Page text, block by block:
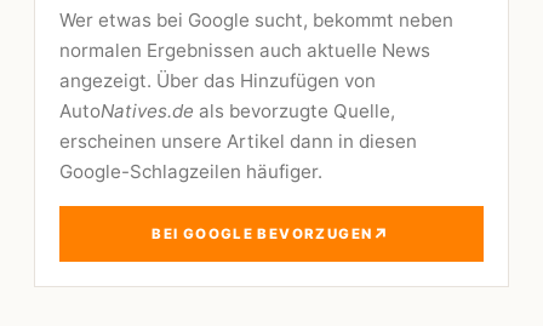
Wer etwas bei Google sucht, bekommt neben
normalen Ergebnissen auch aktuelle News
angezeigt. Über das Hinzufügen von
AutoNatives.de als bevorzugte Quelle,
erscheinen unsere Artikel dann in diesen
Google-Schlagzeilen häufiger.
BEI GOOGLE BEVORZUGEN ↗